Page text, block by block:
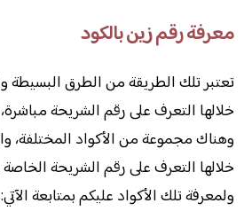
معرفة رقم زين بالكود
تعتبر تلك الطريقة من الطرق البسيطة
خلالها التعرف على رقم الشريحة
وهناك مجموعة من الأكواد المختلفة،
خلالها التعرف على رقم الشريحة الخاصة
ولمعرفة تلك الأكواد عليكم بمتابعة الآتي: